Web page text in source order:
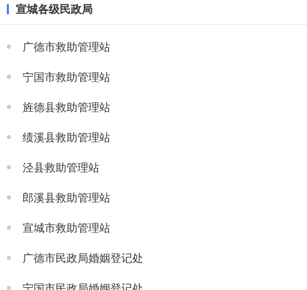
宣城各级民政局
广德市救助管理站
宁国市救助管理站
旌德县救助管理站
绩溪县救助管理站
泾县救助管理站
郎溪县救助管理站
宣城市救助管理站
广德市民政局婚姻登记处